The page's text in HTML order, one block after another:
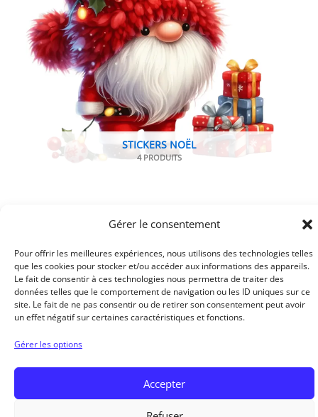
Gérer le consentement
Pour offrir les meilleures expériences, nous utilisons des technologies telles
que les cookies pour stocker et/ou accéder aux informations des appareils.
Le fait de consentir à ces technologies nous permettra de traiter des
données telles que le comportement de navigation ou les ID uniques sur ce
site. Le fait de ne pas consentir ou de retirer son consentement peut avoir
un effet négatif sur certaines caractéristiques et fonctions.
Gérer les options
Accepter
STICKERS NOËL
4 PRODUITS
Données personnelles
Copyright © 2026 Communication des entreprises / Cadeaux
personnalisés